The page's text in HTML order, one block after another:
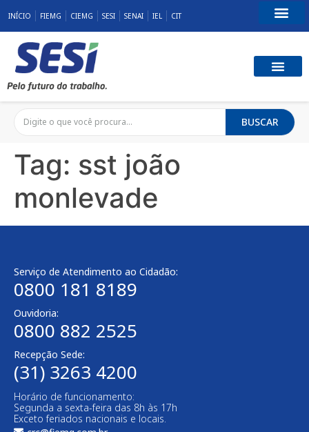
INÍCIO FIEMG CIEMG SESI SENAI IEL CIT
BUSCAR
Tag: sst joão
monlevade
Serviço de Atendimento ao Cidadão:
0800 181 8189
Ouvidoria:
0800 882 2525
Recepção Sede:
(31) 3263 4200
Horário de funcionamento:
Segunda a sexta-feira das 8h às 17h
Exceto feriados nacionais e locais.